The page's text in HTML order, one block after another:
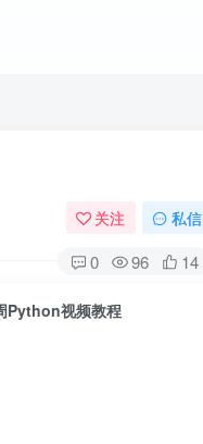
关注 私信
0 96 14
Python视频教程